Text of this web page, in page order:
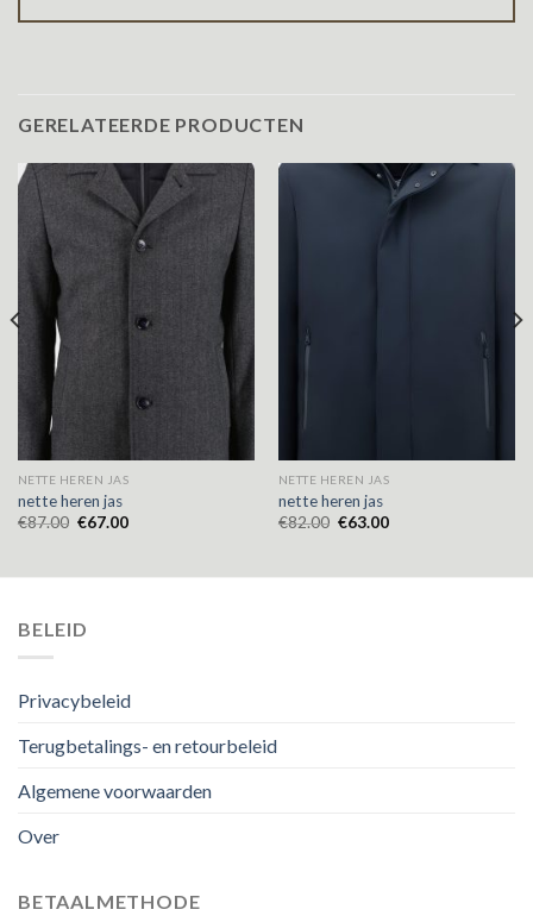
GERELATEERDE PRODUCTEN
NETTE HEREN JAS
nette heren jas
€87.00 €67.00
NETTE HEREN JAS
nette heren jas
€82.00 €63.00
BELEID
Privacybeleid
Terugbetalings- en retourbeleid
Algemene voorwaarden
Over
BETAALMETHODE